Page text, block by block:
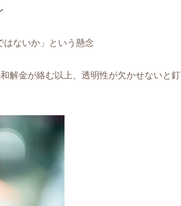
ないか」という懸念
解金が絡む以上、透明性が欠かせないと釘